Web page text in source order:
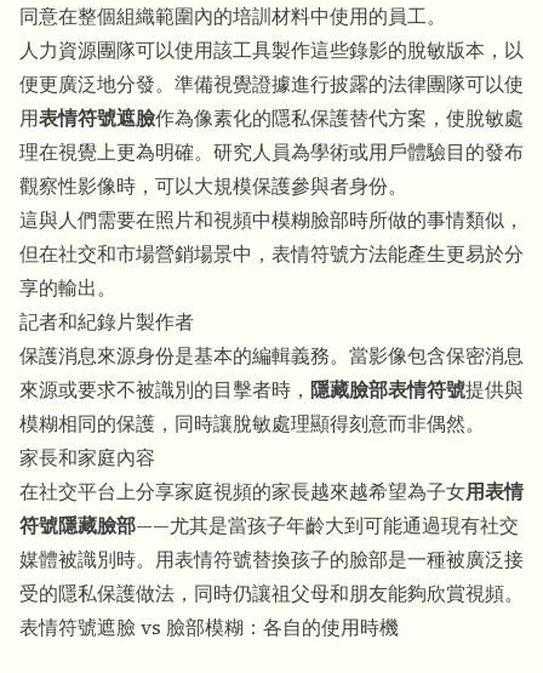
同意在整個組織範圍內的培訓材料中使用的員工。
人力資源團隊可以使用該工具製作這些錄影的脫敏版本，以
便更廣泛地分發。準備視覺證據進行披露的法律團隊可以使
用表情符號遮臉作為像素化的隱私保護替代方案，使脫敏處
理在視覺上更為明確。研究人員為學術或用戶體驗目的發布
觀察性影像時，可以大規模保護參與者身份。
這與人們需要在照片和視頻中模糊臉部時所做的事情類似，
但在社交和市場營銷場景中，表情符號方法能產生更易於分
享的輸出。
記者和紀錄片製作者
保護消息來源身份是基本的編輯義務。當影像包含保密消息
來源或要求不被識別的目擊者時， 隱藏臉部表情符號提供與
模糊相同的保護，同時讓脫敏處理顯得刻意而非偶然。
家長和家庭內容
在社交平台上分享家庭視頻的家長越來越希望為子女用表情
符號隱藏臉部——尤其是當孩子年齡大到可能通過現有社交
媒體被識別時。用表情符號替換孩子的臉部是一種被廣泛接
受的隱私保護做法，同時仍讓祖父母和朋友能夠欣賞視頻。
表情符號遮臉 vs 臉部模糊：各自的使用時機